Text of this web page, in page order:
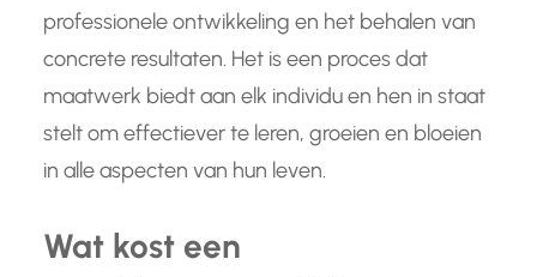
professionele ontwikkeling en het behalen van
concrete resultaten. Het is een proces dat
maatwerk biedt aan elk individu en hen in staat
stelt om effectiever te leren, groeien en bloeien
in alle aspecten van hun leven.
Wat kost een